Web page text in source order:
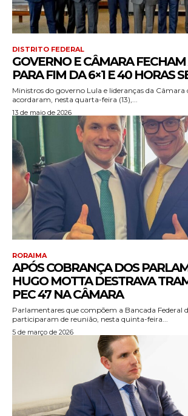
DISTRITO FEDERAL
GOVERNO E CÂMARA
PARA FIM DA 6×1 E 40 HORAS
Ministros do governo Lula e lideranças da Câmara
acordaram, nesta quarta-feira (13),...
13 de maio de 2026
RORAIMA
APÓS COBRANÇA DOS
HUGO MOTTA DESTRAVA
PEC 47 NA CÂMARA
Parlamentares que compõem a Bancada Federal
participaram de reunião, nesta quinta-feira...
5 de março de 2026